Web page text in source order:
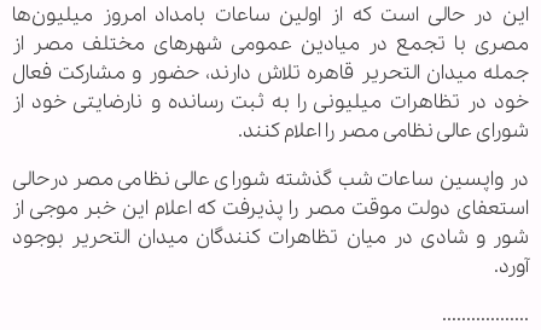
این در حالی است که از اولین ساعات بامداد امروز میلیون‌ها
مصری با تجمع در میادین عمومی شهرهای مختلف مصر از
جمله میدان التحریر قاهره تلاش دارند، حضور و مشارکت فعال
خود در تظاهرات میلیونی را به ثبت رسانده و نارضایتی خود از
شورای عالی نظامی مصر را اعلام کنند.
در واپسین ساعات شب گذشته شورای عالی نظامی مصر درحالی
استعفای دولت موقت مصر را پذیرفت که اعلام این خبر موجی از
شور و شادی در میان تظاهرات کنندگان میدان التحریر بوجود
آورد.
..................